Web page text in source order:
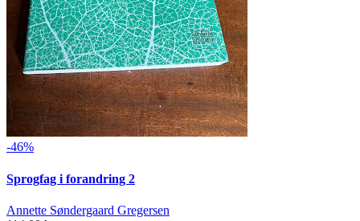
-46%
Sprogfag i forandring 2
Annette Søndergaard Gregersen